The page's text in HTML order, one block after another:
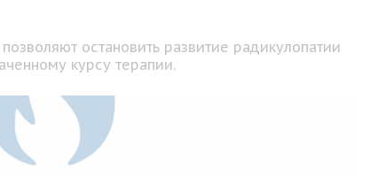
остановить развитие радикулопатии
курсу терапии.